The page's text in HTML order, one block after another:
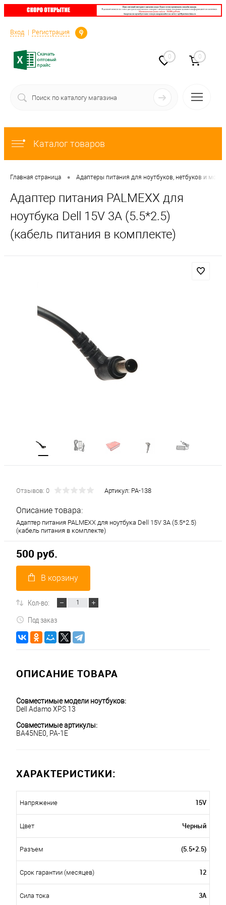
Вход Регистрация
Определение
0 0
Каталог товаров
Главная страница • Адаптеры питания для ноутбуков, нетбуков и
Адаптер питания PALMEXX для
ноутбука Dell 15V 3A (5.5*2.5)
(кабель питания в комплекте)
Отзывов: 0 Артикул: PA-138
Описание товара:
Адаптер питания PALMEXX для ноутбука Dell 15V 3A (5.5*2.5)
(кабель питания в комплекте)
500 руб.
В корзину
Кол-во:
Под заказ
ОПИСАНИЕ ТОВАРА
Совместимые модели ноутбуков:
Dell Adamo XPS 13
Совместимые артикулы:
BA45NE0, PA-1E
ХАРАКТЕРИСТИКИ:
Напряжение 15V
Цвет Черный
Разъем (5.5*2.5)
Срок гарантии (месяцев) 12
Сила тока 3A